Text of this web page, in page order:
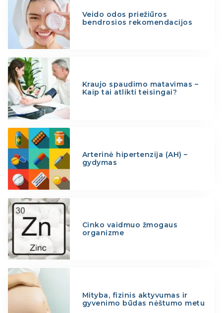
Veido odos priežiūros
bendrosios rekomendacijos
Kraujo spaudimo matavimas –
Kaip tai atlikti teisingai?
Arterinė hipertenzija (AH) –
gydymas
Cinko vaidmuo žmogaus
organizme
Mityba, fizinis aktyvumas ir
gyvenimo būdas nėštumo metu